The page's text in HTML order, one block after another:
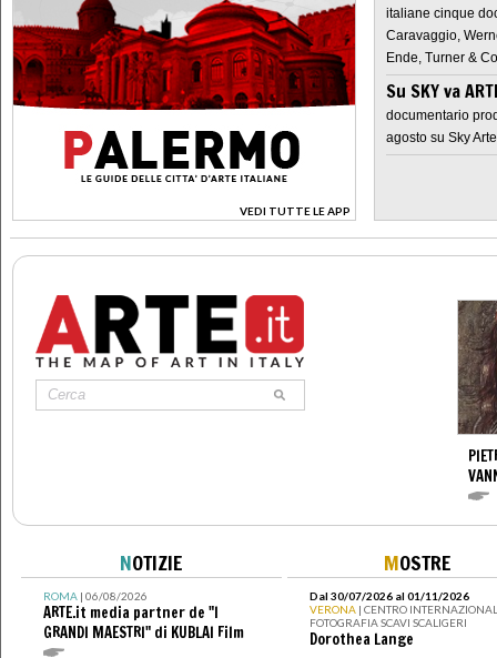
VEDI TUTTE LE APP
>
italiane cinque
Caravaggio,
Ende, Turner &
Su SKY va
documentario
agosto su Sky Arte
NOTIZIE
ROMA| 06/08/2026
ARTE.it media partner de "I
GRANDI MAESTRI" di KUBLAI Film
MOSTRE
Dal 30/07/2026 al 01/11/2026
VERONA | CENTRO
FOTOGRAFIA SCAVI SCALIGERI
Dorothea Lange